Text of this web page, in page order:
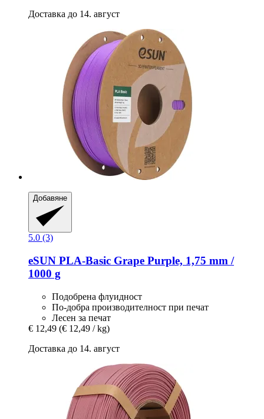
Доставка до 14. август
Добавяне
5.0 (3)
eSUN PLA-​Basic Grape Purple, 1,75 mm /
1000 g
Подобрена флуидност
По-добра производителност при печат
Лесен за печат
€ 12,49 (€ 12,49 / kg)
Доставка до 14. август